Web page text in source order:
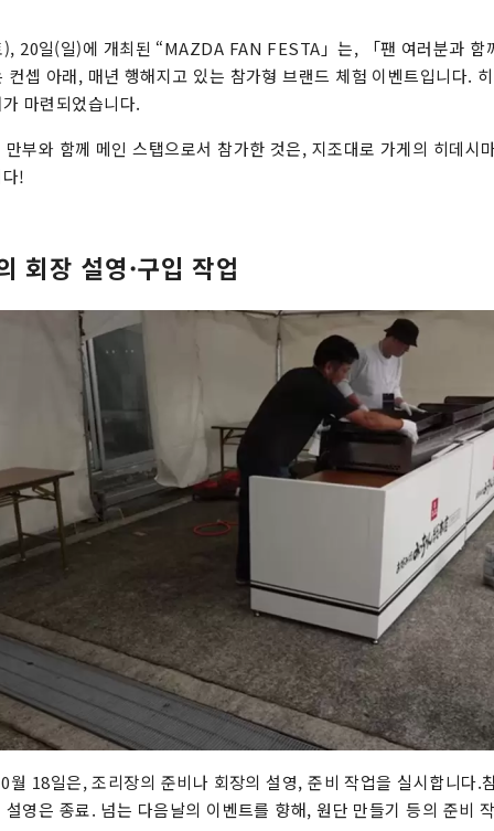
20일(일)에 개최된 “MAZDA FAN FESTA」는, 「팬 여러분과 함
컨셉 아래, 매년 행해지고 있는 참가형 브랜드 체험 이벤트입니다.
마련되었습니다.
부와 함께 메인 스탭으로서 참가한 것은, 지조대로 가게의 히데시
!
회장 설영·구입 작업
월 18일은, 조리장의 준비나 회장의 설영, 준비 작업을 실시합니다.
영은 종료. 넘는 다음날의 이벤트를 향해, 원단 만들기 등의 준비